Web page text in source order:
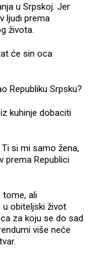
u Srpskoj. Jer
ljudi prema
života.
će sin oca
Republiku Srpsku?
kuhinje dobaciti
si mi samo žena,
prema Republici
tome, ali
u obiteljski život
za koju se do sad
više neće